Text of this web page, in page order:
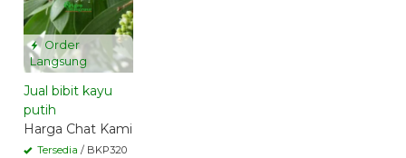
Order
Langsung
Jual bibit kayu
putih
Harga Chat Kami
Tersedia / BKP320